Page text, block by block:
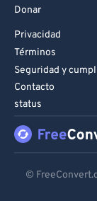
Donar
Privacidad
Términos
Seguridad y
Contacto
status
©